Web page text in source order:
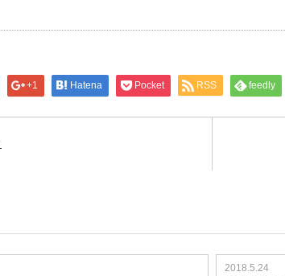
+1 Hatena Pocket RSS feedly
2018.5.24